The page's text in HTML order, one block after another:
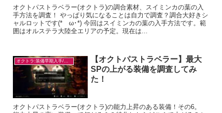
オクトパストラベラー(オクトラ)の調合素材、スイミンカの葉の入
手方法を調査！ やっぱり気になることは自力で調査？調合大好きシ
ャルロットです(*ゝω･*) 今回はスイミンカの葉の入手方法です。範
囲はオルステラ大陸全エリアの予定。現在は...
オクトラ:装備早期入手/目的別
【オクトパストラベラー】最大
SPの上がる装備を調査してみ
た！
オクトパストラベラー(オクトラ)の能力上昇のある装備！その6。